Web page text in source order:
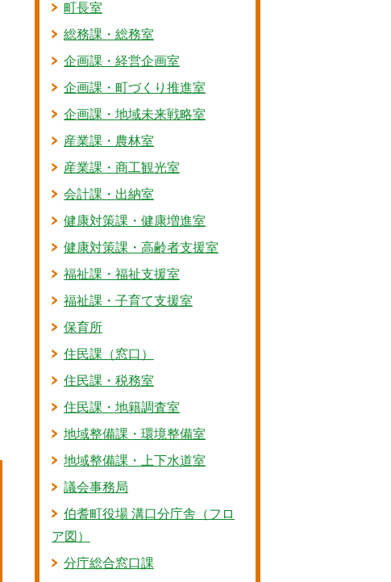
町長室
総務課・総務室
企画課・経営企画室
企画課・町づくり推進室
企画課・地域未来戦略室
産業課・農林室
産業課・商工観光室
会計課・出納室
健康対策課・健康増進室
健康対策課・高齢者支援室
福祉課・福祉支援室
福祉課・子育て支援室
保育所
住民課（窓口）
住民課・税務室
住民課・地籍調査室
地域整備課・環境整備室
地域整備課・上下水道室
議会事務局
伯耆町役場 溝口分庁舎（フロ
ア図）
分庁総合窓口課